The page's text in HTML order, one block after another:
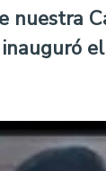
nuestra